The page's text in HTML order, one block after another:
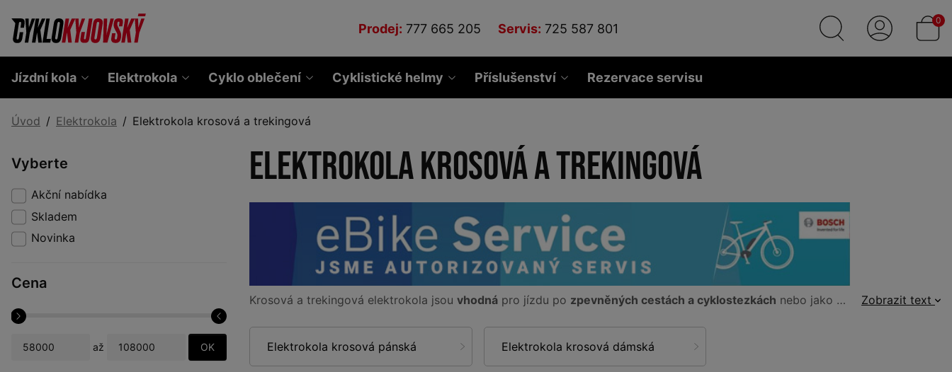
Prodej: 777 665 205 Servis: 725 587 801
0
Jízdní kola Elektrokola Cyklo oblečení Cyklistické helmy Příslušenství Rezervace servisu
Úvod Elektrokola Elektrokola krosová a trekingová
Elektrokola krosová a trekingová
Krosová a trekingová elektrokola jsou vhodná pro jízdu po zpevněných cestách a cyklostezkách nebo jako městská elektrokola
Zobrazit text
Elektrokola krosová pánská Elektrokola krosová dámská
Vyberte
Akční nabídka
Skladem
Novinka
Cena
až OK